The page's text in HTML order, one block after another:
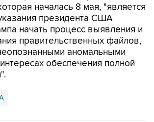
началась 8 мая, "является
президента США
начать процесс выявления и
правительственных файлов,
аномальными
обеспечения полной